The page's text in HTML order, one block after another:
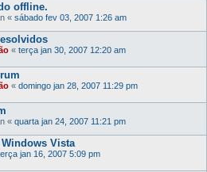
offline.
« sábado fev 03, 2007 1:26 am
« terça jan 30, 2007 12:20 am
« domingo jan 28, 2007 11:29 pm
« quarta jan 24, 2007 11:21 pm
Vista
jan 16, 2007 5:09 pm